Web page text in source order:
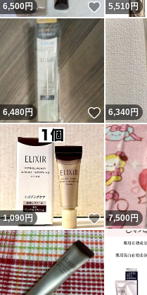
6,500円 いいね！
5,510円
6,480円 いいね！
6,340円
1,090 円 いいね！
7,500円